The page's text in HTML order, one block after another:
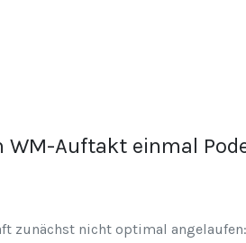
WM-Auftakt einmal
zunächst nicht optimal